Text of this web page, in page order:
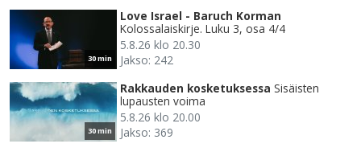
30 min
Love Israel - Baruch Korman
Kolossalaiskirje. Luku 3, osa 4/4
5.8.26 klo 20.30
Jakso: 242
30 min
Rakkauden kosketuksessa Sisäisten
lupausten voima
5.8.26 klo 20.00
Jakso: 369